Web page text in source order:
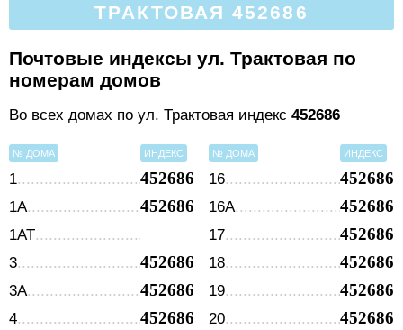
ТРАКТОВАЯ 452686
Почтовые индексы ул. Трактовая по
номерам домов
Во всех домах по ул. Трактовая индекс 452686
№ ДОМА ИНДЕКС
1 452686
1А 452686
1АТ
3
452686
3А 452686
4 452686
№ ДОМА ИНДЕКС
16 452686
16А 452686
17 452686
18 452686
19 452686
20 452686